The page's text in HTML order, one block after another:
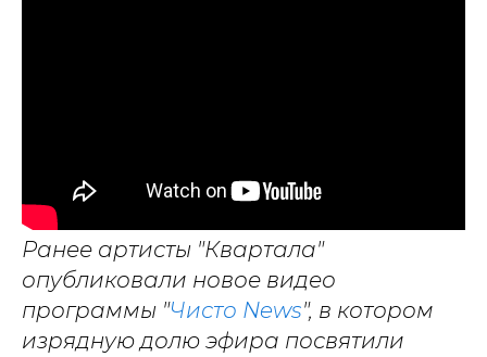
Ранее артисты "Квартала"
опубликовали новое видео
программы "Чисто News", в котором
изрядную долю эфира посвятили